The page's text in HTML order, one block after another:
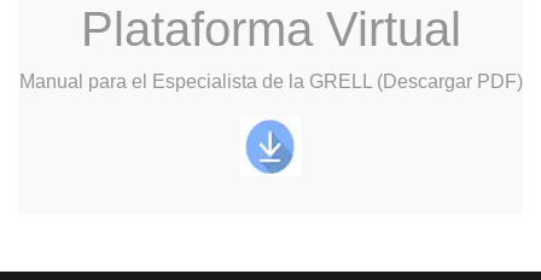
Plataforma Virtual
Manual para el Especialista de la GRELL (Descargar PDF)